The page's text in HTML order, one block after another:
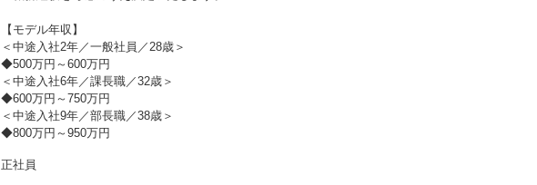
【モデル年収】
＜中途入社2年／一般社員／28歳＞
◆500万円～600万円
＜中途入社6年／課長職／32歳＞
◆600万円～750万円
＜中途入社9年／部長職／38歳＞
◆800万円～950万円
正社員